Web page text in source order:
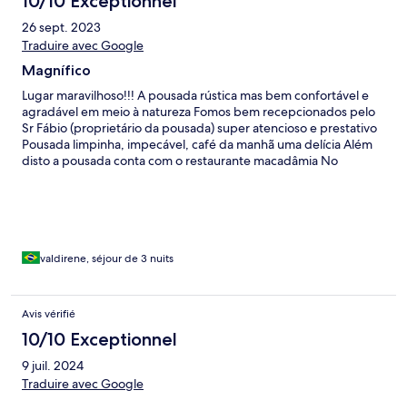
26 sept. 2023
Traduire avec Google
Magnífico
Lugar maravilhoso!!! A pousada rústica mas bem confortável e
agradável em meio à natureza Fomos bem recepcionados pelo
Sr Fábio (proprietário da pousada) super atencioso e prestativo
Pousada limpinha, impecável, café da manhã uma delícia Além
disto a pousada conta com o restaurante macadâmia No
valdirene, séjour de 3 nuits
Avis vérifié
10/10 Exceptionnel
9 juil. 2024
Traduire avec Google